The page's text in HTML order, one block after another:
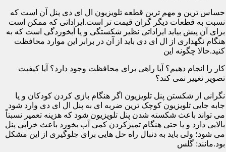
حساس ترین و مهم ترین قطعه تلویزیون ال ای دی پنل آن است که
نسبت به قطعات دیگر گران قیمت تر است.ایراداتی که ممکن است
برای آن پیش بیاید ایراداتی نظیر شکستگی و یا آبخوردگی است که به
هنگام نگهداری از ال ای دی باید از آن در برابر این موارد محافظت
کنید.حالا چگونه این
کار را انجام دهیم؟ آیا راهی برای محافظت وجود دارد؟ آیا کیفیت
تصویر تغییر نمی کند؟
نگرانی از شکستن پنل تلویزیون اگر هنگام بازی کردن کودکان و یا
جابه جایی تلویزیون کوچک ترین ضربه ای به پنل ال ای دی وارد شود
می تواند باعث شکسته شدن پنل تلویزیون شود که هزینه تعمیر نسبتاً
بالایی دارد و یا حتی هنگام تمیزکردن کمی آب بخورد باعث خرابی پنل
می شود؛ ولی باید به دنبال راه حل هایی برای جلوگیری از این مشکل
بود.مانند: گلس